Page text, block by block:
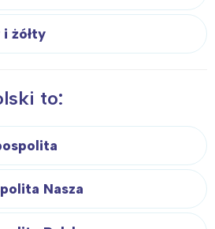
żółty
to:
Nasza
mnie wydarzenia z
regionu:
Kraków
Północ
Wszystkie